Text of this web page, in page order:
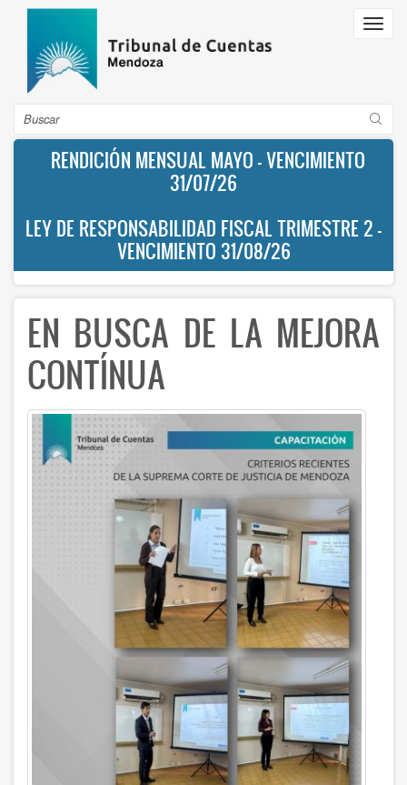
Pasar
contenido
principal
Buscar
RENDICIÓN MENSUAL MAYO - VENCIMIENTO
31/07/26
LEY DE RESPONSABILIDAD FISCAL TRIMESTRE 2 -
VENCIMIENTO 31/08/26
EN BUSCA DE LA MEJORA
CONTÍNUA